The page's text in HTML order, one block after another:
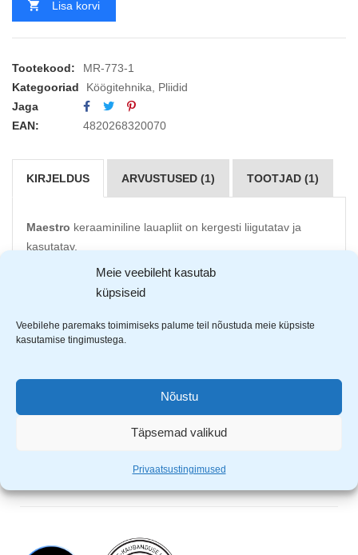
Meie veebileht kasutab
küpsiseid
Veebilehe paremaks toimimiseks palume teil nõustuda meie küpsiste
kasutamise tingimustega.
Nõustu
Täpsemad valikud
Privaatsustingimused
Lisa korvi
Tootekood:
MR-773-1
Kategooriad
Köögitehnika
Pliidid
Jaga
EAN:
4820268320070
KIRJELDUS ARVUSTUSED (1) TOOTJAD (1)
Maestro keraaminiline lauapliit on kergesti liigutatav ja
kasutatav.
Pliidiraua diameeter 19 cm
Läheb kiiresti soojaks
Reguleeritav termostaat
Kummist jalad takistavad paigast liikumist
Ülekuumenemise kaitse
1200 W